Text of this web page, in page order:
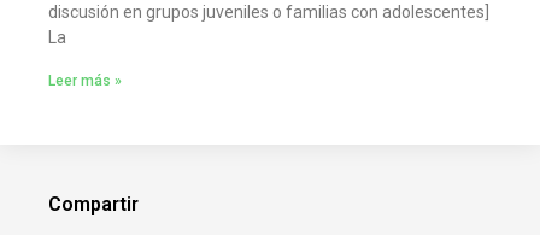
discusión en grupos juveniles o familias con adolescentes]
La
Leer más »
Compartir